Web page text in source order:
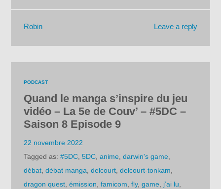
Leave a reply
Robin
PODCAST
Quand le manga s’inspire du jeu
vidéo – La 5e de Couv’ – #5DC –
Saison 8 Episode 9
22 novembre 2022
Tagged as:#5DC ,5DC ,anime ,darwin's game
débat ,débat manga ,delcourt ,delcourt-tonkam
dragon quest ,émission ,famicom ,fly,game j’ai lu